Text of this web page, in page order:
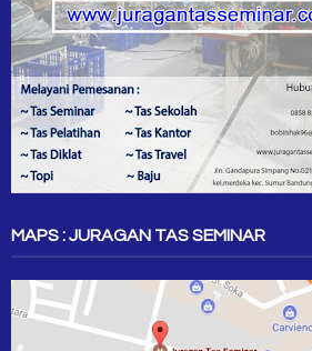
MAPS : JURAGAN TAS SEMINAR